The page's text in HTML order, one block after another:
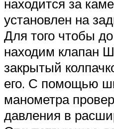
находится за
установлен на
Для того чтобы
находим клапан
закрытый
его. С помощью
манометра
давления в